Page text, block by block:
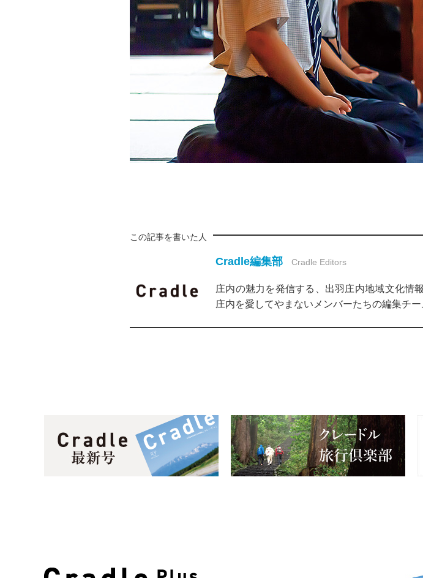
この記事を書いた人
Cradle編集部 Cradle Editors
庄内の魅力を発信する、出羽庄内地域文化情
庄内を愛してやまないメンバーたちの編集チー